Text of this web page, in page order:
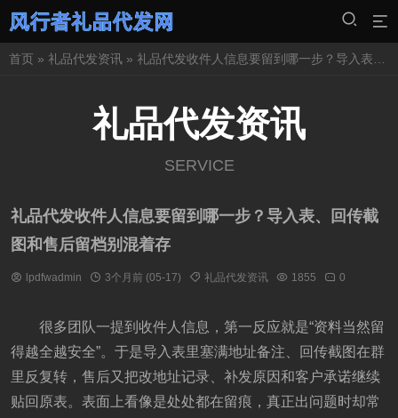
首页 » 礼品代发资讯 » 礼品代发收件人信息要留到哪一步？导入表、回传截图和售后留档别混着存
礼品代发资讯
SERVICE
礼品代发收件人信息要留到哪一步？导入表、回传截
图和售后留档别混着存
lpdfwadmin 3个月前 (05-17) 礼品代发资讯 1855 0
很多团队一提到收件人信息，第一反应就是“资料当然留
得越全越安全”。于是导入表里塞满地址备注、回传截图在群
里反复转，售后又把改地址记录、补发原因和客户承诺继续
贴回原表。表面上看像是处处都在留痕，真正出问题时却常